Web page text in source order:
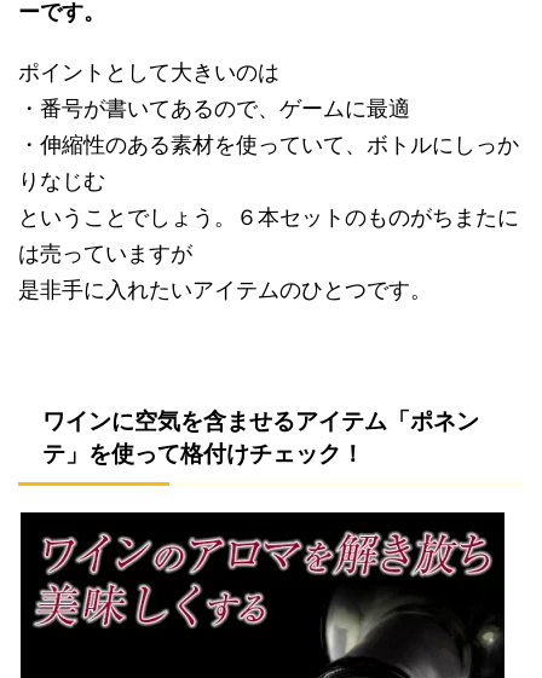
ーです。
ポイントとして大きいのは
・番号が書いてあるので、ゲームに最適
・伸縮性のある素材を使っていて、ボトルにしっか
りなじむ
ということでしょう。６本セットのものがちまたに
は売っていますが
是非手に入れたいアイテムのひとつです。
ワインに空気を含ませるアイテム「ポネン
テ」を使って格付けチェック！